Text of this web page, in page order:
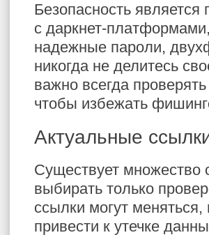
Безопасность
с даркнет-
надежные пароли,
никогда не делитесь
важно всегда
чтобы избежать
Актуальные
Существует множество
выбирать только
ссылки могут
привести к утечке